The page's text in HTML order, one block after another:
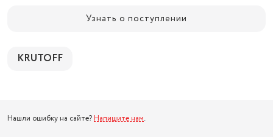
Узнать о поступлении
KRUTOFF
Нашли ошибку на сайте? Напишите нам.